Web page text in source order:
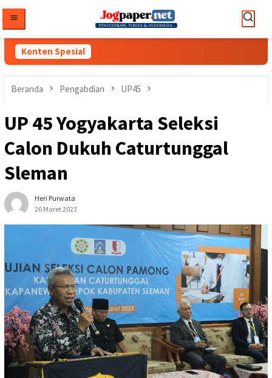
konten
Konten Spesial
Beranda Pengabdian UP45
UP 45 Yogyakarta Seleksi
Calon Dukuh Caturtunggal
Sleman
Heri Purwata
20 Maret 2023